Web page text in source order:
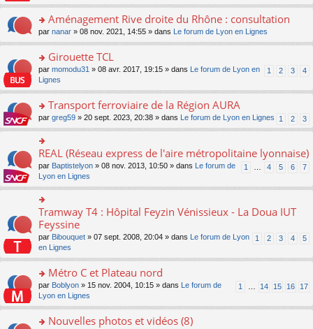
ré
e
nt
u
s
ré
e
nt
o
n
le
u
s
ré
c
nt
e
n
o
n
le
s
ré
c
e
nt
e
s
s
e
n
o
n
lu
pl
s
ré
c
nt
s
er
le
m
e
s
s
e
n
o
n
lu
pl
ré
e
nt
o
n
ult
er
le
m
e
s
a
e
n
o
n
lu
le
pl
u
s
ré
c
e
nt
Aménagement Rive droite du Rhône : consultation
par nanar » 08 nov. 2021, 14:55 » dans Le forum de Lyon en Lignes
o
s
er
le
m
e
s
s
a
e
o
n
lu
le
pl
s
ré
c
e
nt
Girouette TCL
1 2 3 4
par momodu31 » 08 avr. 2017, 19:15 » dans
Le forum de Lyon en
Lignes
o
n
s
ult
er
le
m
e
s
a
e
n
lu
le
pl
s
Transport ferroviaire de la Région AURA
1 2 3
par greg59 » 20 sept. 2023, 20:38 » dans Le forum de Lyon en Lignes
o
n
s
le
m
e
s
s
a
e
n
o
n
lu
REAL (Réseau express de l'aire métropolitaine lyonnaise)
1 4 5 6 7
par Baptistelyon » 08 nov. 2013, 10:50 » dans
Le forum de
Lyon en Lignes
o
n
ult
le
m
e
s
s
g
Tramway T4 : Hôpital Feyzin Vénissieux - La Doua IUT
Feyssine
1 2 3 4 5
par Bibouquet » 07 sept. 2008, 20:04 » dans
Le forum de Lyon
en Lignes
o
s
er
Métro C et Plateau nord
1 14 15 16 17
par Boblyon » 15 nov. 2004, 10:15 » dans
Le forum de
Lyon en Lignes
Nouvelles photos et vidéos (8)